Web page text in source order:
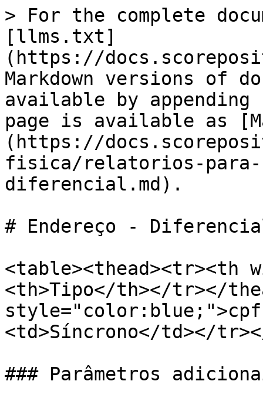
> For the complete
[llms.txt]
(https://
Markdown versions of
available by
page is available as
(https://
fisica/relatorios-para-
diferencial.md).
# Endereço -
<table><thead><tr><th
<th>Tipo</th></tr></
<td>Síncrono</td></
### Parâmetros